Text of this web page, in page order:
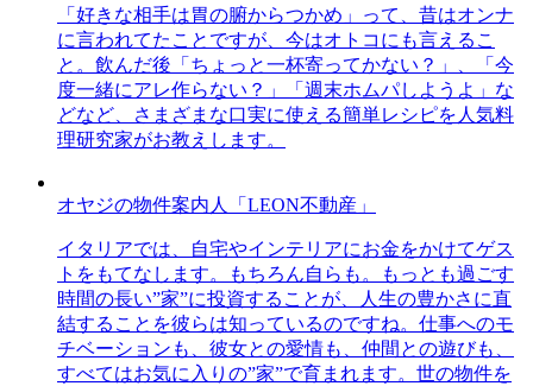
「好きな相手は胃の腑からつかめ」って、昔はオンナ
に言われてたことですが、今はオトコにも言えるこ
と。飲んだ後「ちょっと一杯寄ってかない？」、「今
度一緒にアレ作らない？」「週末ホムパしようよ」な
どなど、さまざまな口実に使える簡単レシピを人気料
理研究家がお教えします。
オヤジの物件案内人「LEON不動産」
イタリアでは、自宅やインテリアにお金をかけてゲス
トをもてなします。もちろん自らも。もっとも過ごす
時間の長い”家”に投資することが、人生の豊かさに直
結することを彼らは知っているのですね。仕事へのモ
チベーションも、彼女との愛情も、仲間との遊びも、
すべてはお気に入りの”家”で育まれます。世の物件を